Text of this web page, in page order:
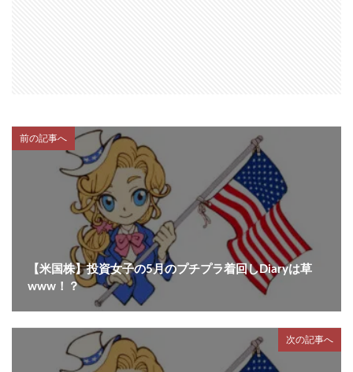
前の記事へ
【米国株】投資女子の5月のプチプラ着回しDiaryは草
www！？
次の記事へ